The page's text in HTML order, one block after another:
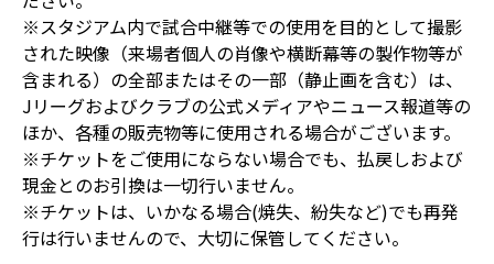
※スタジアム内で試合中継等での使用を目的として撮影
された映像（来場者個人の肖像や横断幕等の製作物等が
含まれる）の全部またはその一部（静止画を含む）は、
Jリーグおよびクラブの公式メディアやニュース報道等の
ほか、各種の販売物等に使用される場合がございます。
※チケットをご使用にならない場合でも、払戻しおよび
現金とのお引換は一切行いません。
※チケットは、いかなる場合(焼失、紛失など)でも再発
行は行いませんので、大切に保管してください。